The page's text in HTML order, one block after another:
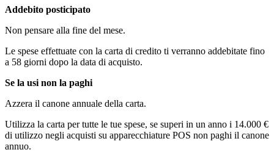
Addebito posticipato
Non pensare alla fine del mese.
Le spese effettuate con la carta di credito ti verranno addebitate fino
a 58 giorni dopo la data di acquisto.
Se la usi non la paghi
Azzera il canone annuale della carta.
Utilizza la carta per tutte le tue spese, se superi in un anno i 14.000 €
di utilizzo negli acquisti su apparecchiature POS non paghi il canone
annuo.